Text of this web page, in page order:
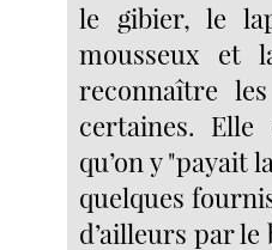
le gibier, le
mousseux et
reconnaître
certaines. Elle
qu’on y "payait
quelques
d’ailleurs par